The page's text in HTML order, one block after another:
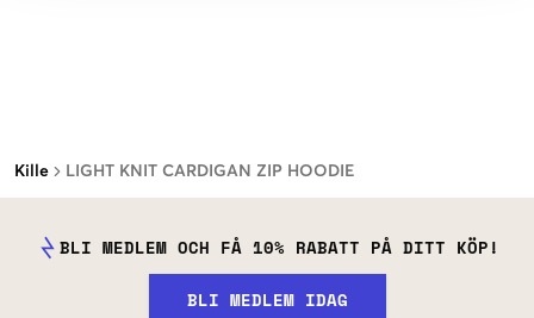
Kille LIGHT KNIT CARDIGAN ZIP HOODIE
BLI MEDLEM OCH FÅ 10% RABATT PÅ DITT KÖP!
BLI MEDLEM IDAG